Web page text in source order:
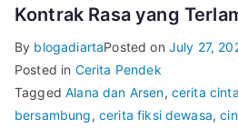
Kontrak Rasa yang
By blogadiartaPosted on July 27,
Posted in Cerita Pendek
TaggedAlana dan Arsen, cerita
bersambung, cerita fiksi dewasa,